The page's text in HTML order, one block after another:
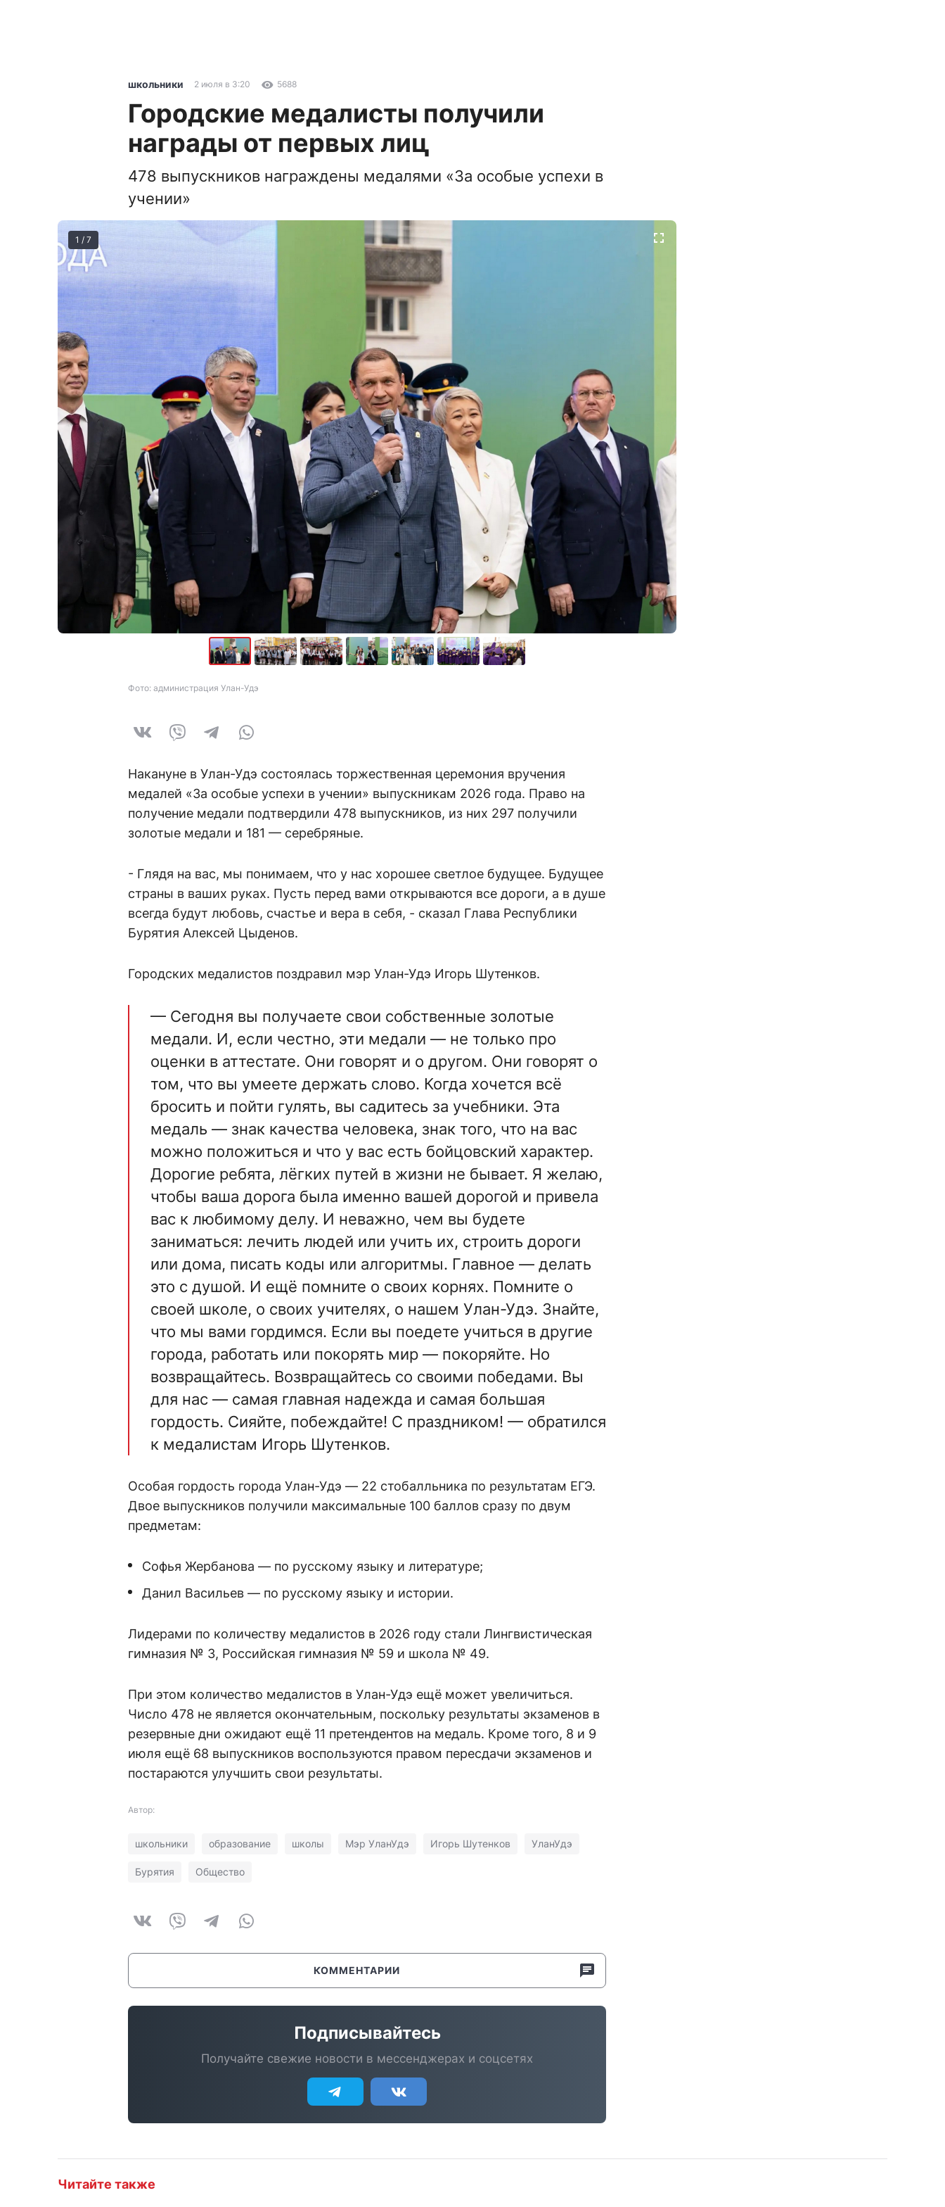
школьники 2 июля в 3:20 5688
Городские медалисты получили
награды от первых лиц
478 выпускников награждены медалями «За особые успехи в
учении»
1 / 7
Фото: администрация Улан-Удэ
Накануне в Улан-Удэ состоялась торжественная церемония вручения
медалей «За особые успехи в учении» выпускникам 2026 года. Право на
получение медали подтвердили 478 выпускников, из них 297 получили
золотые медали и 181 — серебряные.
- Глядя на вас, мы понимаем, что у нас хорошее светлое будущее. Будущее
страны в ваших руках. Пусть перед вами открываются все дороги, а в душе
всегда будут любовь, счастье и вера в себя, - сказал Глава Республики
Бурятия Алексей Цыденов.
Городских медалистов поздравил мэр Улан-Удэ Игорь Шутенков.
— Сегодня вы получаете свои собственные золотые
медали. И, если честно, эти медали — не только про
оценки в аттестате. Они говорят и о другом. Они говорят о
том, что вы умеете держать слово. Когда хочется всё
бросить и пойти гулять, вы садитесь за учебники. Эта
медаль — знак качества человека, знак того, что на вас
можно положиться и что у вас есть бойцовский характер.
Дорогие ребята, лёгких путей в жизни не бывает. Я желаю,
чтобы ваша дорога была именно вашей дорогой и привела
вас к любимому делу. И неважно, чем вы будете
заниматься: лечить людей или учить их, строить дороги
или дома, писать коды или алгоритмы. Главное — делать
это с душой. И ещё помните о своих корнях. Помните о
своей школе, о своих учителях, о нашем Улан-Удэ. Знайте,
что мы вами гордимся. Если вы поедете учиться в другие
города, работать или покорять мир — покоряйте. Но
возвращайтесь. Возвращайтесь со своими победами. Вы
для нас — самая главная надежда и самая большая
гордость. Сияйте, побеждайте! С праздником! — обратился
к медалистам Игорь Шутенков.
Особая гордость города Улан-Удэ — 22 стобалльника по результатам ЕГЭ.
Двое выпускников получили максимальные 100 баллов сразу по двум
предметам:
Софья Жербанова — по русскому языку и литературе;
Данил Васильев — по русскому языку и истории.
Лидерами по количеству медалистов в 2026 году стали Лингвистическая
гимназия № 3, Российская гимназия № 59 и школа № 49.
При этом количество медалистов в Улан-Удэ ещё может увеличиться.
Число 478 не является окончательным, поскольку результаты экзаменов в
резервные дни ожидают ещё 11 претендентов на медаль. Кроме того, 8 и 9
июля ещё 68 выпускников воспользуются правом пересдачи экзаменов и
постараются улучшить свои результаты.
Автор:
школьники образование школы Мэр УланУдэ Игорь Шутенков УланУдэ
Бурятия Общество
КОММЕНТАРИИ
Подписывайтесь
Получайте свежие новости в мессенджерах и соцсетях
Читайте также